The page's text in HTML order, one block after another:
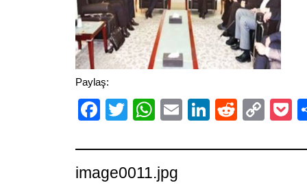
Paylaş:
Facebook
TwitterWhatsApp
EmailLinkedIn
Reddit
image0011.jpg